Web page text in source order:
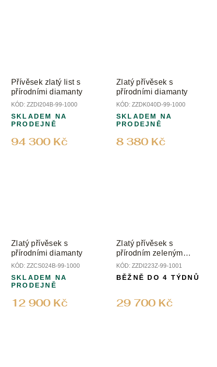
Přívěsek zlatý list s
přírodními diamanty
KÓD: ZZDI204B-99-1000
94 300 Kč
SKLADEM NA
PRODEJNĚ
Zlatý přívěsek s
přírodními diamanty
KÓD: ZZDK040D-99-1000
8 380 Kč
SKLADEM NA
PRODEJNĚ
Zlatý přívěsek s
přírodními diamanty
KÓD: ZZCS024B-99-1000
12 900 Kč
SKLADEM NA
PRODEJNĚ
Zlatý přívěsek s
přírodním zeleným
turmalínem a diamanty
KÓD: ZZDI223Z-99-1001
29 700 Kč
BĚŽNĚ DO 4 TÝDNŮ